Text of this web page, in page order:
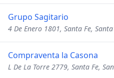
Grupo Sagitario
4 De Enero 1801, Santa Fe, Santa
Compraventa la Casona
L De La Torre 2779, Santa Fe,